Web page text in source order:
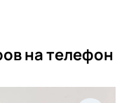
на телефон